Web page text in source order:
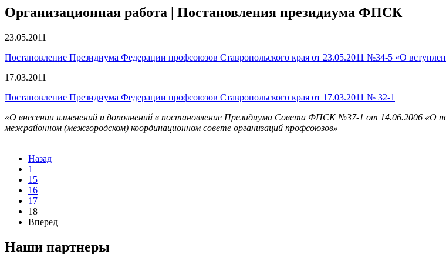
Организационная работа | Постановления президиума ФПСК
23.05.2011
Постановление Президиума Федерации профсоюзов Ставропольского края от 23.05.2011 №34-5 «О
17.03.2011
Постановление Президиума Федерации профсоюзов Ставропольского края от 17.03.2011 № 32-1
«О внесении изменений и дополнений в постановление Президиума Совета ФПСК №37-1 от 14.06.2006
межрайонном (межгородском) координационном совете организаций профсоюзов»
Назад
1
15
16
17
18
Вперед
Наши партнеры